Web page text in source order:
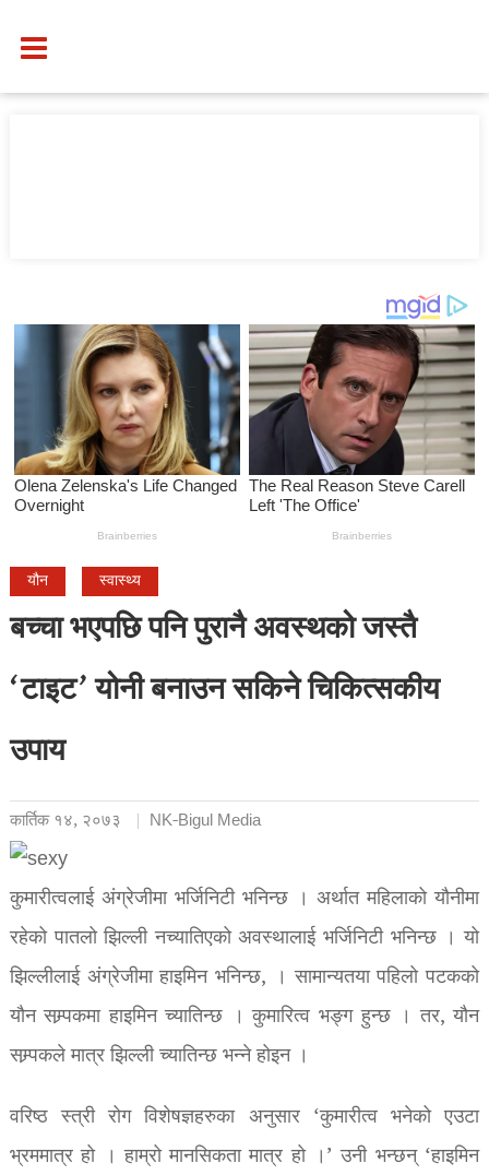
यौन स्वास्थ्य
बच्चा भएपछि पनि पुरानै अवस्थको जस्तै
‘टाइट’ योनी बनाउन सकिने चिकित्सकीय
उपाय
कार्तिक १४, २०७३ NK-Bigul Media
कुमारीत्वलाई अंग्रेजीमा भर्जिनिटी भनिन्छ । अर्थात महिलाको यौनीमा
रहेको पातलो झिल्ली नच्यातिएको अवस्थालाई भर्जिनिटी भनिन्छ । यो
झिल्लीलाई अंग्रेजीमा हाइमिन भनिन्छ, । सामान्यतया पहिलो पटकको
यौन सम्र्पकमा हाइमिन च्यातिन्छ । कुमारित्व भङ्ग हुन्छ । तर, यौन
सम्र्पकले मात्र झिल्ली च्यातिन्छ भन्ने होइन ।
वरिष्ठ स्त्री रोग विशेषज्ञहरुका अनुसार ‘कुमारीत्व भनेको एउटा
भ्रममात्र हो । हाम्रो मानसिकता मात्र हो ।’ उनी भन्छन् ‘हाइमिन